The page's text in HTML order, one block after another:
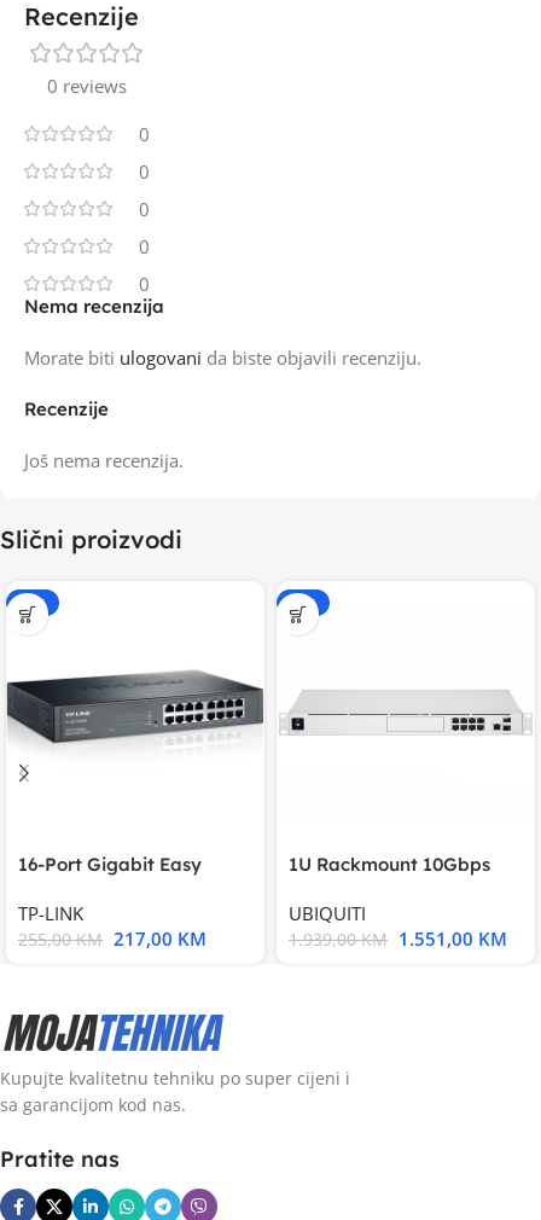
Recenzije
0 reviews
0
0
0
0
0
Recenzije
Još nema recenzija.
Nema recenzija
Morate biti ulogovani da biste objavili recenziju.
Slični proizvodi
-15%
16-Port Gigabit Easy
TP-LINK
255,00KM 217,00 KM
-20%
1U Rackmount 10Gbps
UBIQUITI
1.939,00KM 1.551,00 KM
Kupujte kvalitetnu tehniku po super cijeni i
sa garancijom kod nas.
Pratite nas